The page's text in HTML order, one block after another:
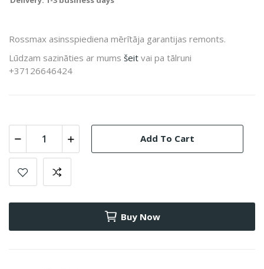
Rossmax asinsspiediena mērītāja garantijas remonts.
Lūdzam sazināties ar mums šeit vai pa tālruni
+37126646424
Add To Cart
Buy Now